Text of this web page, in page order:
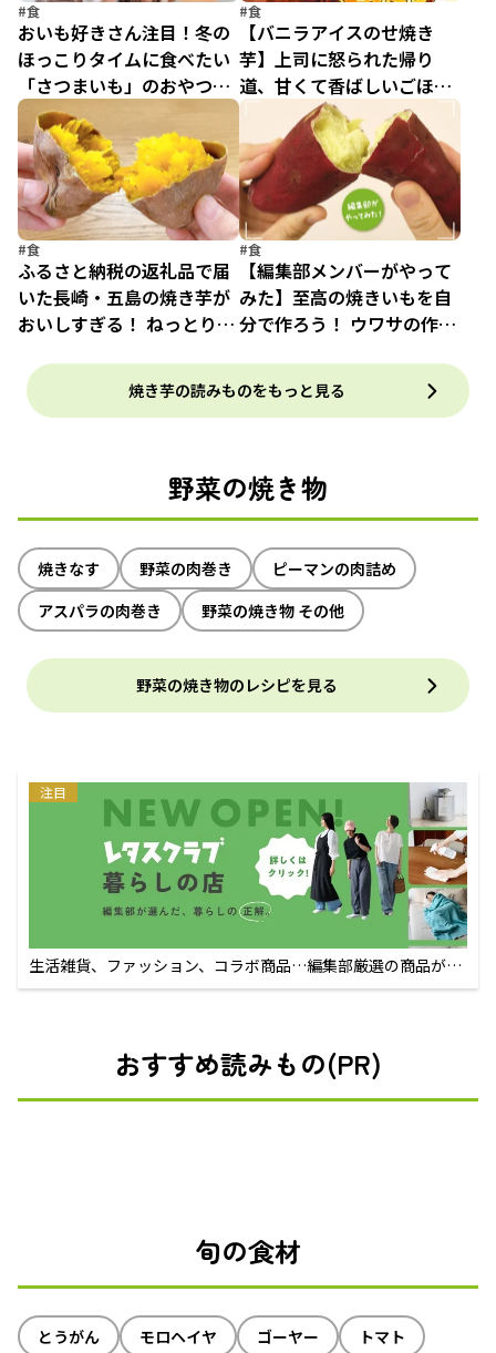
#食
おいも好きさん注目！冬の
ほっこりタイムに食べたい
「さつまいも」のおやつ3
選
#食
【バニラアイスのせ焼き
芋】上司に怒られた帰り
道、甘くて香ばしいごほう
びとの出会い／疲れた人に
夜食を届ける出前店2（6）
#食
ふるさと納税の返礼品で届
いた長崎・五島の焼き芋が
おいしすぎる！ ねっとり極
#食
【編集部メンバーがやって
みた】至高の焼きいもを自
分で作ろう！ ウワサの作り
焼き芋の読みものをもっと見る
野菜の焼き物
焼きなす 野菜の肉巻き
ピーマンの肉詰め
アスパラの肉巻き
野菜の焼き物 その他
野菜の焼き物のレシピを見る
注目
生活雑貨、ファッション、コラボ商品…編集部厳選の商品が買
えるECサイト
おすすめ読みもの(PR)
旬の食材
とうがん モロヘイヤ ゴーヤー トマト